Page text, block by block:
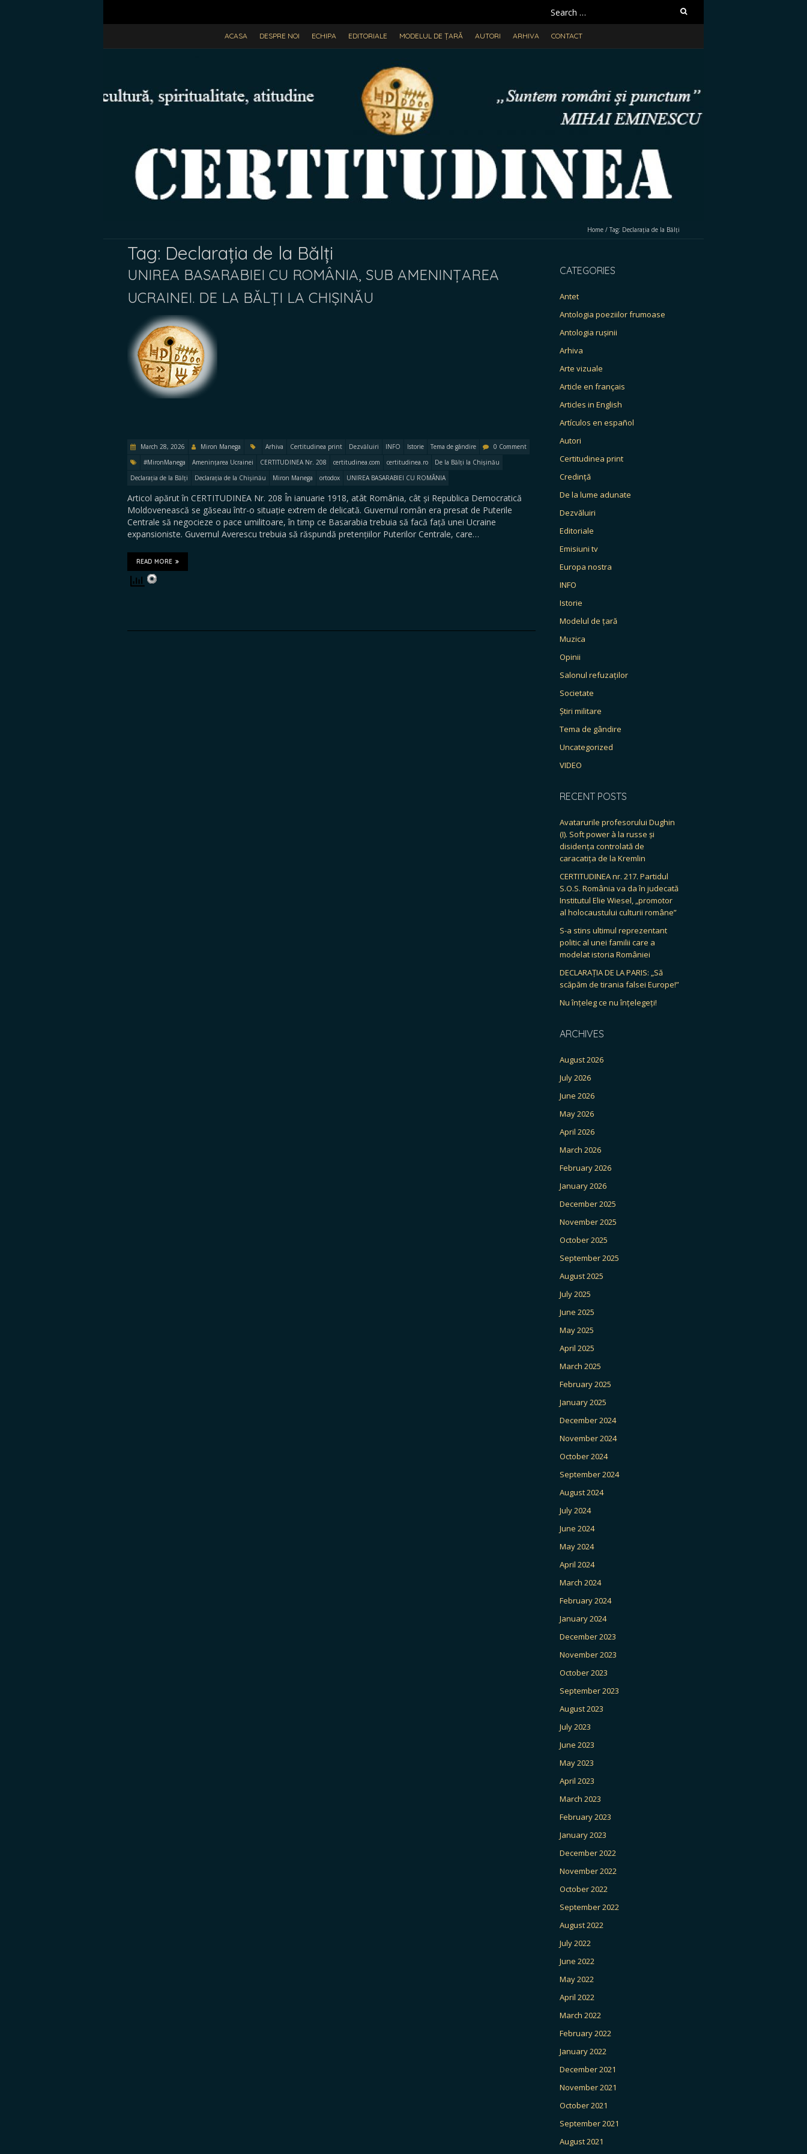
Search
for:
ACASA DESPRE NOI ECHIPA EDITORIALE MODELUL DE ȚARĂ AUTORI ARHIVA CONTACT
Home / Tag: Declarația de la Bălți
Tag: Declarația de la Bălți
UNIREA BASARABIEI CU ROMÂNIA, SUB AMENINȚAREA
UCRAINEI. DE LA BĂLȚI LA CHIȘINĂU
March 28, 2026 Miron Manega Arhiva Certitudinea print Dezvăluiri INFO Istorie Tema de gândire
0 Comment
#MironManega
Amenințarea Ucrainei CERTITUDINEA Nr. 208 certitudinea.com certitudinea.ro
De la Bălți la Chișinău
Declarația de la Bălți
Declarația de la Chișinău Miron Manega ortodox UNIREA BASARABIEI CU ROMÂNIA
Articol apărut în CERTITUDINEA Nr. 208 În ianuarie 1918, atât România, cât și Republica Democratică
Moldovenească se găseau într-o situație extrem de delicată. Guvernul român era presat de Puterile
Centrale să negocieze o pace umilitoare, în timp ce Basarabia trebuia să facă față unei Ucraine
expansioniste. Guvernul Averescu trebuia să răspundă pretențiilor Puterilor Centrale, care…
READ MORE
CATEGORIES
Antet
Antologia poeziilor frumoase
Antologia rușinii
Arhiva
Arte vizuale
Article en français
Articles in English
Artículos en español
Autori
Certitudinea print
Credință
De la lume adunate
Dezvăluiri
Editoriale
Emisiuni tv
Europa nostra
INFO
Istorie
Modelul de țară
Muzica
Opinii
Salonul refuzaților
Societate
Știri militare
Tema de gândire
Uncategorized
VIDEO
RECENT POSTS
Avatarurile profesorului Dughin
(I). Soft power à la russe și
disidența controlată de
caracatița de la Kremlin
CERTITUDINEA nr. 217. Partidul
S.O.S. România va da în judecată
Institutul Elie Wiesel, „promotor
al holocaustului culturii române”
S-a stins ultimul reprezentant
politic al unei familii care a
modelat istoria României
DECLARAȚIA DE LA PARIS: „Să
scăpăm de tirania falsei Europe!”
Nu înțeleg ce nu înțelegeți!
ARCHIVES
August 2026
July 2026
June 2026
May 2026
April 2026
March 2026
February 2026
January 2026
December 2025
November 2025
October 2025
September 2025
August 2025
July 2025
June 2025
May 2025
April 2025
March 2025
February 2025
January 2025
December 2024
November 2024
October 2024
September 2024
August 2024
July 2024
June 2024
May 2024
April 2024
March 2024
February 2024
January 2024
December 2023
November 2023
October 2023
September 2023
August 2023
July 2023
June 2023
May 2023
April 2023
March 2023
February 2023
January 2023
December 2022
November 2022
October 2022
September 2022
August 2022
July 2022
June 2022
May 2022
April 2022
March 2022
February 2022
January 2022
December 2021
November 2021
October 2021
September 2021
August 2021